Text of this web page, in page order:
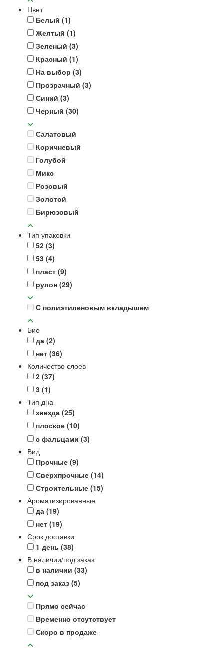
Цвет
Белый (1)
Желтый (1)
Зеленый (3)
Красный (1)
На выбор (3)
Прозрачный (3)
Синий (3)
Черный (30)
Салатовый
Коричневый
Голубой
Микс
Розовый
Золотой
Бирюзовый
Тип упаковки
52 (3)
53 (4)
пласт (9)
рулон (29)
C полиэтиленовым вкладышем
Био
да (2)
нет (36)
Количество слоев
2 (37)
3 (1)
Тип дна
звезда (25)
плоское (10)
с фальцами (3)
Вид
Прочные (9)
Сверхпрочные (14)
Строительные (15)
Ароматизированные
да (19)
нет (19)
Срок доставки
1 день (38)
В наличии/под заказ
в наличии (33)
под заказ (5)
Прямо сейчас
Временно отсутствует
Скоро в продаже